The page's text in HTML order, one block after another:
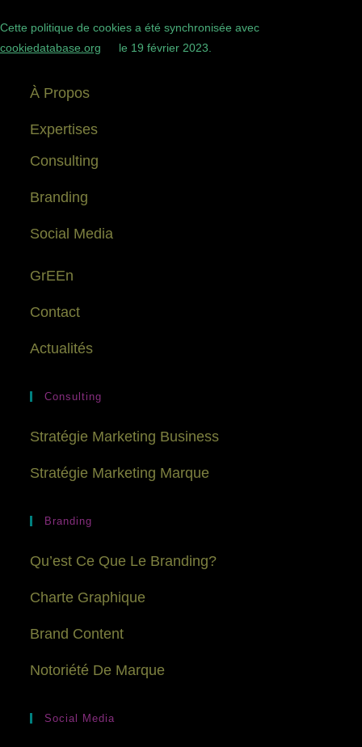
Cette politique de cookies a été synchronisée avec
cookiedatabase.org
le 19 février 2023.
À Propos
Expertises
Consulting
Branding
Social Media
GrEEn
Contact
Actualités
Consulting
Stratégie Marketing Business
Stratégie Marketing Marque
Branding
Qu’est Ce Que Le Branding?
Charte Graphique
Brand Content
Notoriété De Marque
Social Media